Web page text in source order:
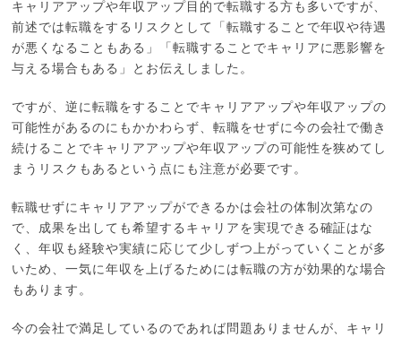
キャリアアップや年収アップ目的で転職する方も多いですが、
前述では転職をするリスクとして「転職することで年収や待遇
が悪くなることもある」「転職することでキャリアに悪影響を
与える場合もある」とお伝えしました。
ですが、逆に転職をすることでキャリアアップや年収アップの
可能性があるのにもかかわらず、転職をせずに今の会社で働き
続けることでキャリアアップや年収アップの可能性を狭めてし
まうリスクもあるという点にも注意が必要です。
転職せずにキャリアアップができるかは会社の体制次第なの
で、成果を出しても希望するキャリアを実現できる確証はな
く、年収も経験や実績に応じて少しずつ上がっていくことが多
いため、一気に年収を上げるためには転職の方が効果的な場合
もあります。
今の会社で満足しているのであれば問題ありませんが、キャリ